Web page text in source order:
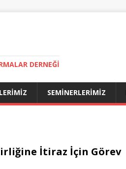
DERNEĞI
SEMINERLERIMIZ
İtiraz İçin Görev